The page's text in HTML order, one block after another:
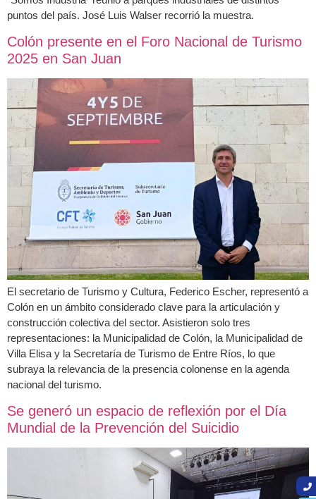
puntos del país. José Luis Walser recorrió la muestra.
Colón presente en el Foro Nacional de Turismo
2025 en San Juan
El secretario de Turismo y Cultura, Federico Escher, representó a
Colón en un ámbito considerado clave para la articulación y
construcción colectiva del sector. Asistieron solo tres
representaciones: la Municipalidad de Colón, la Municipalidad de
Villa Elisa y la Secretaría de Turismo de Entre Ríos, lo que
subraya la relevancia de la presencia colonense en la agenda
nacional del turismo.
Se generó un espacio de reflexión por el Día
Mundial de la Prevención del Suicidio